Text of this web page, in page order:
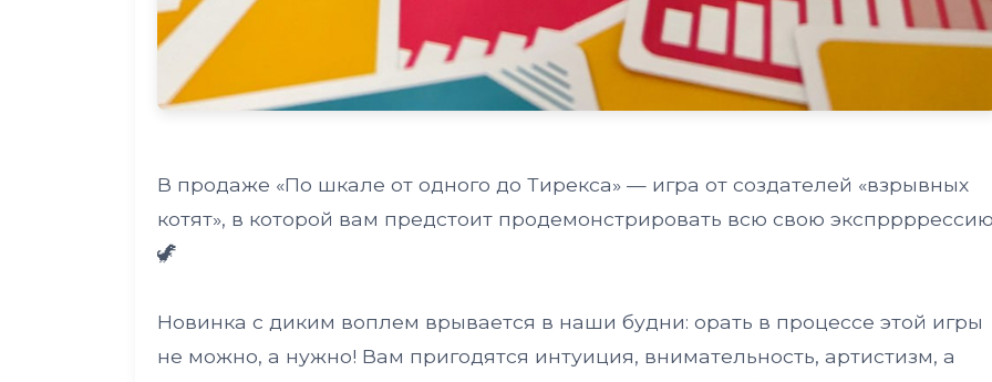
В продаже «По шкале от одного до Тирекса» — игра от создателей «взрывных
котят», в которой вам предстоит продемонстрировать всю свою
🦖
Новинка с диким воплем врывается в наши будни: орать в процессе этой игры
не можно, а нужно! Вам пригодятся интуиция, внимательность, артистизм, а